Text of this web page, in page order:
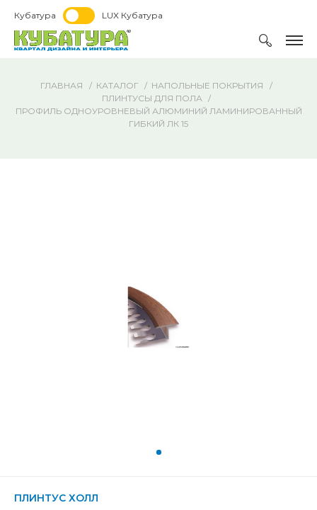
Кубатура LUX Кубатура
ГЛАВНАЯ КАТАЛОГ
НАПОЛЬНЫЕ ПОКРЫТИЯ
ПЛИНТУСЫ ДЛЯ ПОЛА
ПРОФИЛЬ ОДНОУРОВНЕВЫЙ АЛЮМИНИЙ ЛАМИНИРОВАННЫЙ
ГИБКИЙ ЛК 15
ПЛИНТУС ХОЛЛ